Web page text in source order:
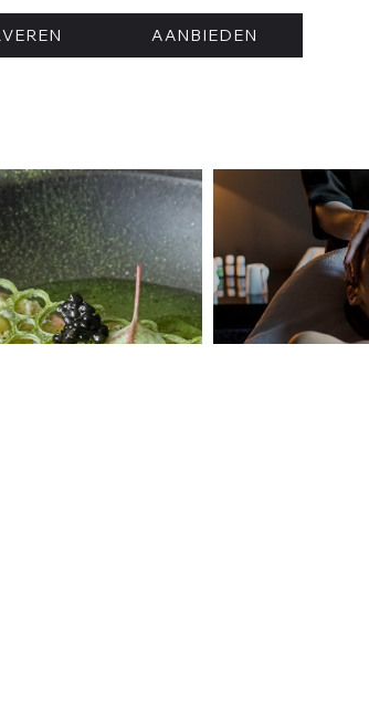
AANBIEDEN